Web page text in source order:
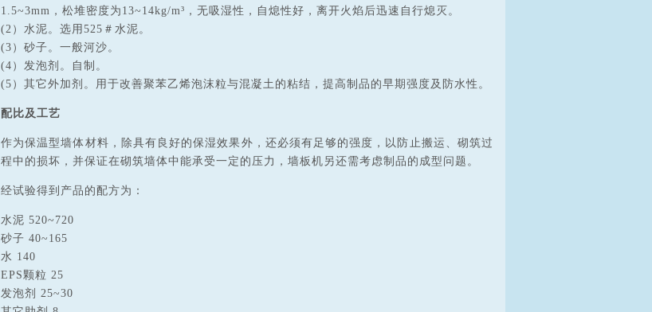
1.5~3mm，松堆密度为13~14kg/m³，无吸湿性，自熄性好，离开火焰后迅速自行熄灭。
(2）水泥。选用525＃水泥。
(3）砂子。一般河沙。
(4）发泡剂。自制。
(5）其它外加剂。用于改善聚苯乙烯泡沫粒与混凝土的粘结，提高制品的早期强度及防水性。
配比及工艺
作为保温型墙体材料，除具有良好的保湿效果外，还必须有足够的强度，以防止搬运、砌筑过
程中的损坏，并保证在砌筑墙体中能承受一定的压力， 墙板机 另还需考虑制品的成型问题。
经试验得到产品的配方为：
水泥 520~720
砂子 40~165
水 140
EPS颗粒 25
发泡剂 25~30